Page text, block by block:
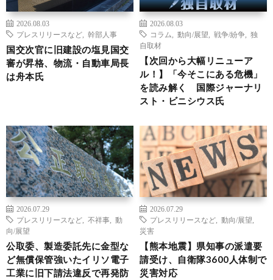
2026.08.03
プレスリリースなど
幹部人事
国交次官に旧建設の塩見国交
審が昇格、物流・自動車局長
は舟本氏
2026.08.03
コラム
動向/展望 戦争/紛争
独
自取材
【次回から大幅リニューア
ル！】「今そこにある危機」
を読み解く 国際ジャーナリ
スト・ビニシウス氏
2026.07.29
プレスリリースなど
不祥事
動
向/展望
公取委、製造委託先に金型な
ど無償保管強いたイリソ電子
工業に旧下請法違反で再発防
2026.07.29
プレスリリースなど
動向/展望
災害
【熊本地震】県知事の派遣要
請受け、自衛隊3600人体制で
災害対応